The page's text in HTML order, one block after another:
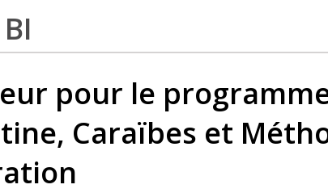
pour le
Caraïbes et